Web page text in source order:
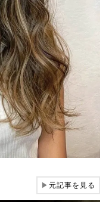
▶元記事を見る